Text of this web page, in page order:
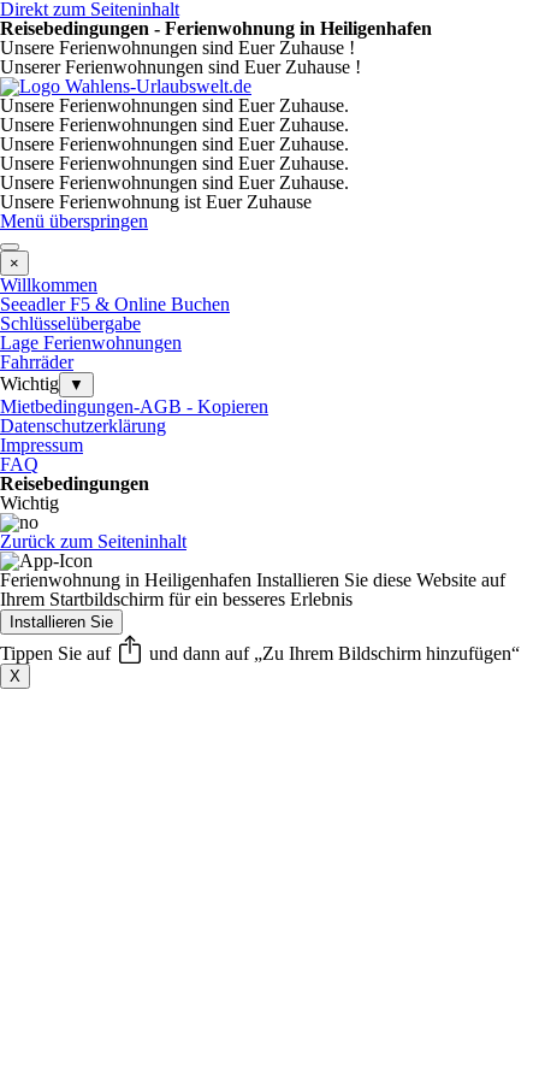
Direkt zum Seiteninhalt
Reisebedingungen - Ferienwohnung in Heiligenhafen
Unsere Ferienwohnungen sind Euer Zuhause !
Unserer Ferienwohnungen sind Euer Zuhause !
Unsere Ferienwohnungen sind Euer Zuhause.
Unsere Ferienwohnungen sind Euer Zuhause.
Unsere Ferienwohnungen sind Euer Zuhause.
Unsere Ferienwohnungen sind Euer Zuhause.
Unsere Ferienwohnungen sind Euer Zuhause.
Unsere Ferienwohnung ist Euer Zuhause
Menü überspringen
×
Willkommen
Seeadler F5 & Online Buchen
Schlüsselübergabe
Lage Ferienwohnungen
Fahrräder
Wichtig
▼
Mietbedingungen-AGB - Kopieren
Datenschutzerklärung
Impressum
FAQ
Reisebedingungen
Wichtig
Zurück zum Seiteninhalt
Ferienwohnung in Heiligenhafen Installieren Sie diese Website auf
Ihrem Startbildschirm für ein besseres Erlebnis
Installieren Sie
Tippen Sie auf und dann auf „Zu Ihrem Bildschirm hinzufügen“
X